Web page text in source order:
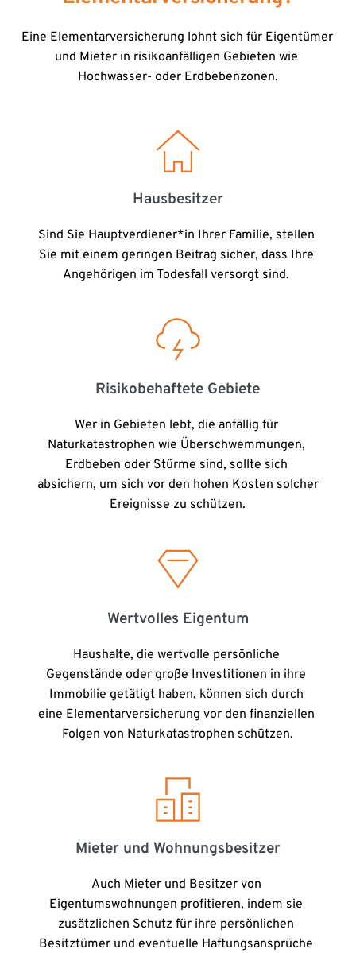
Eine Elementarversicherung lohnt sich für Eigentümer
und Mieter in risikoanfälligen Gebieten wie
Hochwasser- oder Erdbebenzonen.
Hausbesitzer
Sind Sie Hauptverdiener*in Ihrer Familie, stellen
Sie mit einem geringen Beitrag sicher, dass Ihre
Angehörigen im Todesfall versorgt sind.
Risikobehaftete Gebiete
Wer in Gebieten lebt, die anfällig für
Naturkatastrophen wie Überschwemmungen,
Erdbeben oder Stürme sind, sollte sich
absichern, um sich vor den hohen Kosten solcher
Ereignisse zu schützen.
Wertvolles Eigentum
Haushalte, die wertvolle persönliche
Gegenstände oder große Investitionen in ihre
Immobilie getätigt haben, können sich durch
eine Elementarversicherung vor den finanziellen
Folgen von Naturkatastrophen schützen.
Mieter und Wohnungsbesitzer
Auch Mieter und Besitzer von
Eigentumswohnungen profitieren, indem sie
zusätzlichen Schutz für ihre persönlichen
Besitztümer und eventuelle Haftungsansprüche